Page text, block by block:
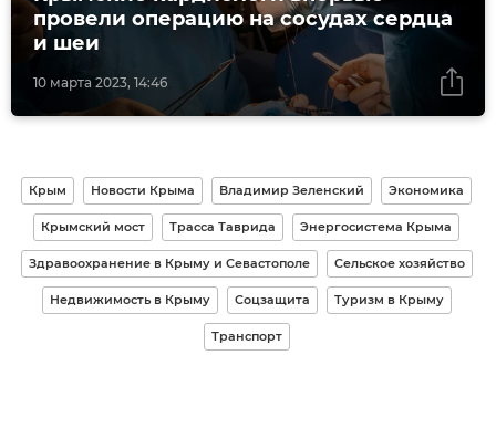
10 марта 2023, 14:46
провели операцию на сосудах сердца
и шеи
Крым Новости Крыма Владимир Зеленский Экономика
Крымский мост Трасса Таврида Энергосистема Крыма
Здравоохранение в Крыму и Севастополе Сельское хозяйство
Недвижимость в Крыму Соцзащита Туризм в Крыму
Транспорт